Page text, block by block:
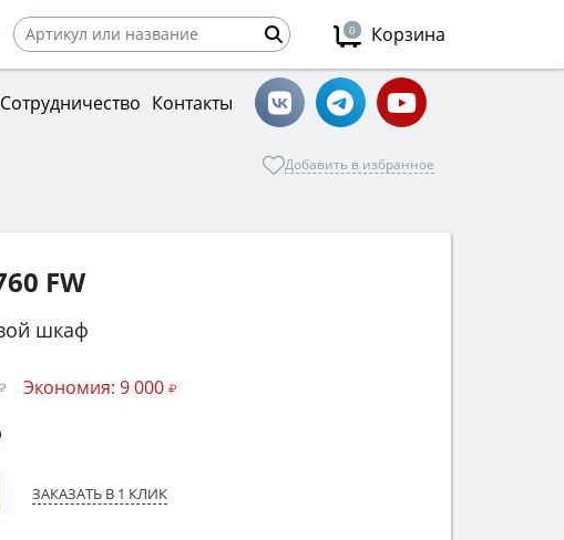
0 Корзина
Сотрудничество Контакты
Добавить в избранное
FW
шкаф
Экономия: 9 000
ЗАКАЗАТЬ В 1 КЛИК